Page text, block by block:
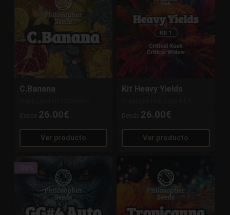
C.Banana
Desde 26.00€
Ver producto
Kit Heavy Yields
Desde 26.00€
Ver producto